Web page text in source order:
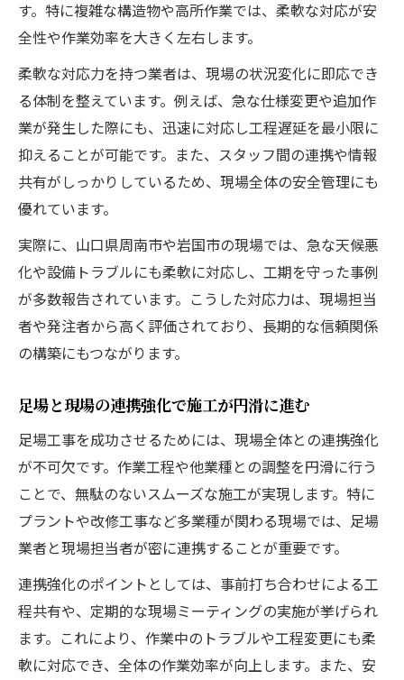
す。特に複雑な構造物や高所作業では、柔軟な対応が安
全性や作業効率を大きく左右します。
柔軟な対応力を持つ業者は、現場の状況変化に即応でき
る体制を整えています。例えば、急な仕様変更や追加作
業が発生した際にも、迅速に対応し工程遅延を最小限に
抑えることが可能です。また、スタッフ間の連携や情報
共有がしっかりしているため、現場全体の安全管理にも
優れています。
実際に、山口県周南市や岩国市の現場では、急な天候悪
化や設備トラブルにも柔軟に対応し、工期を守った事例
が多数報告されています。こうした対応力は、現場担当
者や発注者から高く評価されており、長期的な信頼関係
の構築にもつながります。
足場と現場の連携強化で施工が円滑に進む
足場工事を成功させるためには、現場全体との連携強化
が不可欠です。作業工程や他業種との調整を円滑に行う
ことで、無駄のないスムーズな施工が実現します。特に
プラントや改修工事など多業種が関わる現場では、足場
業者と現場担当者が密に連携することが重要です。
連携強化のポイントとしては、事前打ち合わせによる工
程共有や、定期的な現場ミーティングの実施が挙げられ
ます。これにより、作業中のトラブルや工程変更にも柔
軟に対応でき、全体の作業効率が向上します。また、安